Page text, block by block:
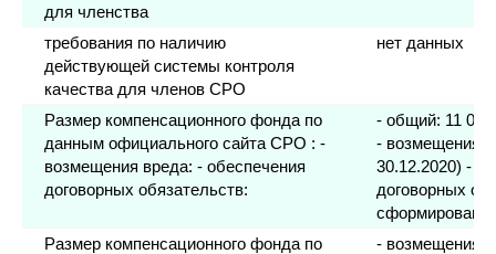
для членства
требования по наличию
действующей системы контроля
качества для членов СРО
нет данных
Размер компенсационного фонда по
данным официального сайта СРО : -
возмещения вреда: - обеспечения
договорных обязательств:
- общий: 11
- возмещения
30.12.2020) -
договорных
сформирован
Размер компенсационного фонда по
- возмещения